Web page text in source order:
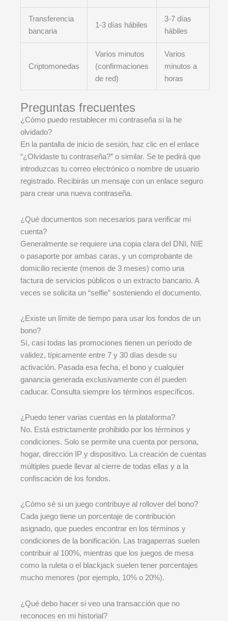
Transferencia
bancaria
1-3 días hábiles
3-7 días
hábiles
Criptomonedas
Varios minutos
(confirmaciones
de red)
Varios
minutos a
horas
Preguntas frecuentes
¿Cómo puedo restablecer mi contraseña si la he
olvidado?
En la pantalla de inicio de sesión, haz clic en el enlace
“¿Olvidaste tu contraseña?” o similar. Se te pedirá que
introduzcas tu correo electrónico o nombre de usuario
registrado. Recibirás un mensaje con un enlace seguro
para crear una nueva contraseña.
¿Qué documentos son necesarios para verificar mi
cuenta?
Generalmente se requiere una copia clara del DNI, NIE
o pasaporte por ambas caras, y un comprobante de
domicilio reciente (menos de 3 meses) como una
factura de servicios públicos o un extracto bancario. A
veces se solicita un “selfie” sosteniendo el documento.
¿Existe un límite de tiempo para usar los fondos de un
bono?
Sí, casi todas las promociones tienen un período de
validez, típicamente entre 7 y 30 días desde su
activación. Pasada esa fecha, el bono y cualquier
ganancia generada exclusivamente con él pueden
caducar. Consulta siempre los términos específicos.
¿Puedo tener varias cuentas en la plataforma?
No. Está estrictamente prohibido por los términos y
condiciones. Solo se permite una cuenta por persona,
hogar, dirección IP y dispositivo. La creación de cuentas
múltiples puede llevar al cierre de todas ellas y a la
confiscación de los fondos.
¿Cómo sé si un juego contribuye al rollover del bono?
Cada juego tiene un porcentaje de contribución
asignado, que puedes encontrar en los términos y
condiciones de la bonificación. Las tragaperras suelen
contribuir al 100%, mientras que los juegos de mesa
como la ruleta o el blackjack suelen tener porcentajes
mucho menores (por ejemplo, 10% o 20%).
¿Qué debo hacer si veo una transacción que no
reconoces en mi historial?